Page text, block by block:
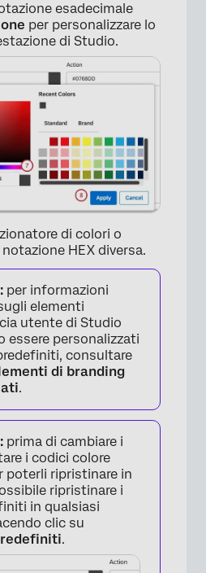
×
×
esadecimale
per personalizzare lo
di Studio.
di colori o
HEX diversa.
per informazioni
elementi
utente di Studio
essere personalizzati
consultare
di branding
.
prima di cambiare i
i codici colore
poterli ripristinare in
ripristinare i
in qualsiasi
clic su
.